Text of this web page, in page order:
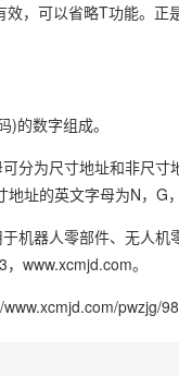
，可以省略T功能。正
的数字组成。
为尺寸地址和非尺寸
址的英文字母为N，G
机器人零部件、无人
www.xcmjd.com。
www.xcmjd.com/pwzjg/